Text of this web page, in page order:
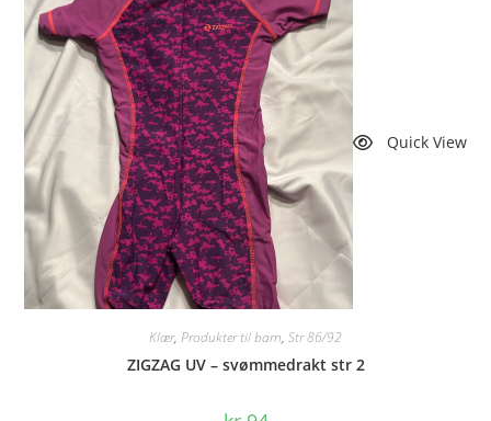
Quick View
Klær, Produkter til barn, Str 86/92
ZIGZAG UV – svømmedrakt str 2